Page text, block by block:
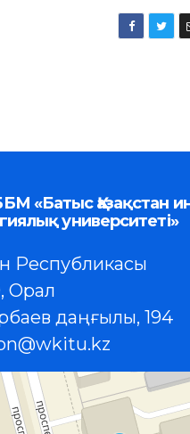
«Батыс Қазақстан
университеті»
Республикасы
Орал
даңғылы, 194